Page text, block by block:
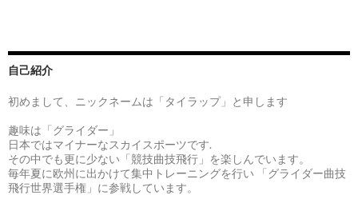
自己紹介
初めまして、ニックネームは「タイラップ」と申します
趣味は「グライダー」
日本ではマイナーなスカイスポーツです.
その中でも更に少ない「競技曲技飛行」を楽しんでいます。
毎年夏に欧州に出かけて集中トレーニングを行い 「グライダー曲技
飛行世界選手権」に参戦しています。